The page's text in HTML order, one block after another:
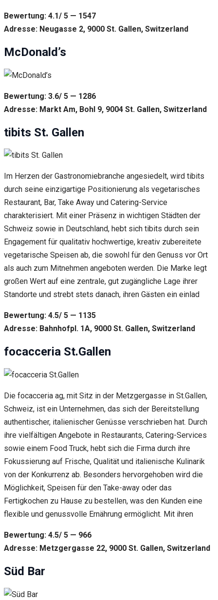
Bewertung: 4.1/ 5 — 1547
Adresse: Neugasse 2, 9000 St. Gallen, Switzerland
McDonald’s
Bewertung: 3.6/ 5 — 1286
Adresse: Markt Am, Bohl 9, 9004 St. Gallen, Switzerland
tibits St. Gallen
Im Herzen der Gastronomiebranche angesiedelt, wird tibits
durch seine einzigartige Positionierung als vegetarisches
Restaurant, Bar, Take Away und Catering-Service
charakterisiert. Mit einer Präsenz in wichtigen Städten der
Schweiz sowie in Deutschland, hebt sich tibits durch sein
Engagement für qualitativ hochwertige, kreativ zubereitete
vegetarische Speisen ab, die sowohl für den Genuss vor Ort
als auch zum Mitnehmen angeboten werden. Die Marke legt
großen Wert auf eine zentrale, gut zugängliche Lage ihrer
Standorte und strebt stets danach, ihren Gästen ein einlad
Bewertung: 4.5/ 5 — 1135
Adresse: Bahnhofpl. 1A, 9000 St. Gallen, Switzerland
focacceria St.Gallen
Die focacceria ag, mit Sitz in der Metzgergasse in St.Gallen,
Schweiz, ist ein Unternehmen, das sich der Bereitstellung
authentischer, italienischer Genüsse verschrieben hat. Durch
ihre vielfältigen Angebote in Restaurants, Catering-Services
sowie einem Food Truck, hebt sich die Firma durch ihre
Fokussierung auf Frische, Qualität und italienische Kulinarik
von der Konkurrenz ab. Besonders hervorgehoben wird die
Möglichkeit, Speisen für den Take-away oder das
Fertigkochen zu Hause zu bestellen, was den Kunden eine
flexible und genussvolle Ernährung ermöglicht. Mit ihren
Bewertung: 4.5/ 5 — 966
Adresse: Metzgergasse 22, 9000 St. Gallen, Switzerland
Süd Bar